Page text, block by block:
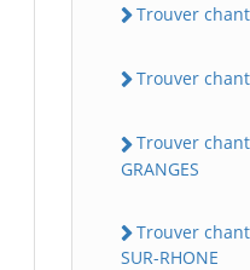
Trouver
Trouver
Trouver
GRANGES
Trouver
SUR-RHONE